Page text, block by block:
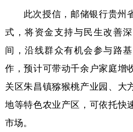
此次授信，邮储银行贵州
式，将资金支持与民生改善
间，沿线群众有机会参与路
作，预计可带动千余户家庭增
关区朱昌镇猕猴桃产业园、大
地等特色农业产区，可依托快
市场。